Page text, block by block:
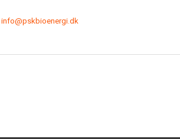
info@pskbioenergi.dk